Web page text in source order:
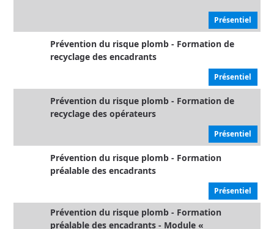
Présentiel
Prévention du risque plomb - Formation de
recyclage des encadrants
Présentiel
Prévention du risque plomb - Formation de
recyclage des opérateurs
Présentiel
Prévention du risque plomb - Formation
préalable des encadrants
Présentiel
Prévention du risque plomb - Formation
préalable des encadrants - Module «